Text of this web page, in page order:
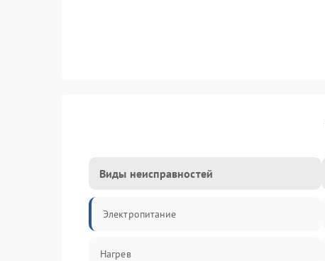
Виды неисправностей
Электропитание
Нагрев